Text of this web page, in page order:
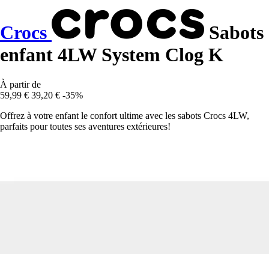
Crocs
Sabots
enfant 4LW System Clog K
À partir de
59,99 € 39,20 € -35%
Offrez à votre enfant le confort ultime avec les sabots Crocs 4LW,
parfaits pour toutes ses aventures extérieures!